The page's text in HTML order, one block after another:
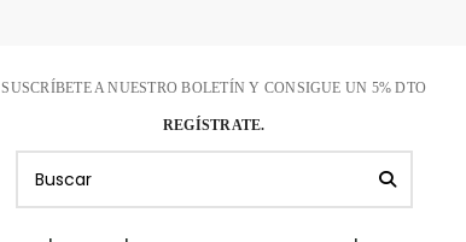
SUSCRÍBETE A NUESTRO BOLETÍN Y CONSIGUE UN 5% DTO
REGÍSTRATE.